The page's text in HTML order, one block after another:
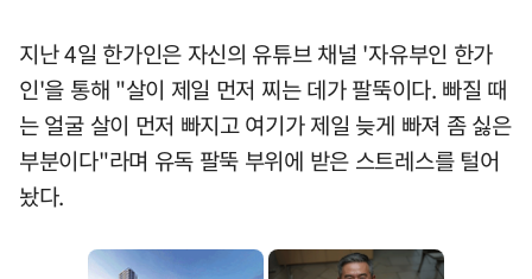
지난 4일 한가인은 자신의 유튜브 채널 '자유부인 한가
인'을 통해 "살이 제일 먼저 찌는 데가 팔뚝이다. 빠질 때
는 얼굴 살이 먼저 빠지고 여기가 제일 늦게 빠져 좀 싫은
부분이다"라며 유독 팔뚝 부위에 받은 스트레스를 털어
놨다.